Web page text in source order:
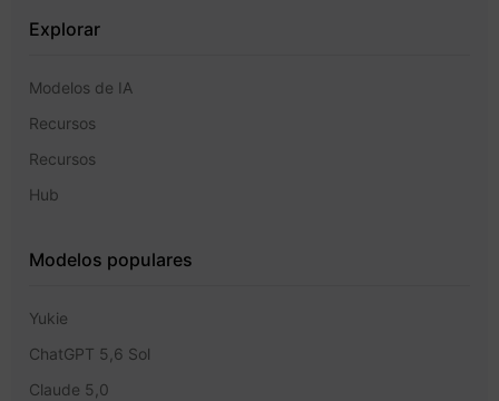
Explorar
Modelos de IA
Recursos
Recursos
Hub
Modelos populares
Yukie
ChatGPT 5,6 Sol
Claude 5,0